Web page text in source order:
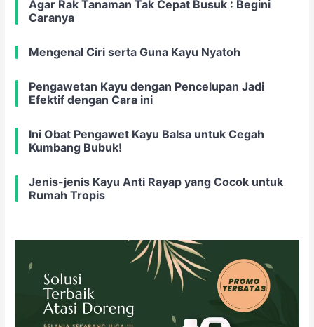
Agar Rak Tanaman Tak Cepat Busuk : Begini
Caranya
Mengenal Ciri serta Guna Kayu Nyatoh
Pengawetan Kayu dengan Pencelupan Jadi
Efektif dengan Cara ini
Ini Obat Pengawet Kayu Balsa untuk Cegah
Kumbang Bubuk!
Jenis-jenis Kayu Anti Rayap yang Cocok untuk
Rumah Tropis